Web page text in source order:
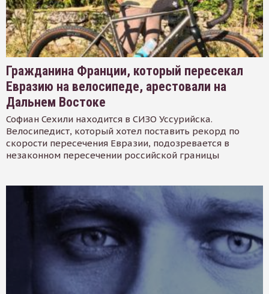
Гражданина Франции, который пересекал
Евразию на велосипеде, арестовали на
Дальнем Востоке
Софиан Сехили находится в СИЗО Уссурийска.
Велосипедист, который хотел поставить рекорд по
скорости пересечения Евразии, подозревается в
незаконном пересечении российской границы